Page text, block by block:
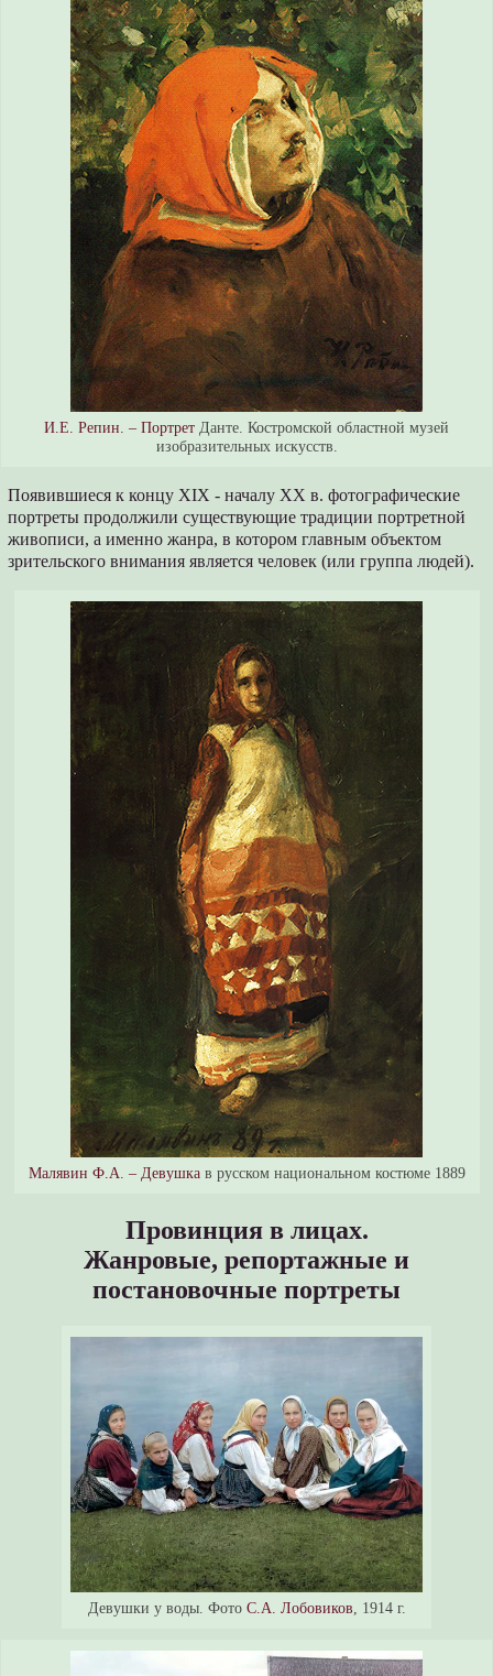
И.Е. Репин. – Портрет Данте. Костромской областной музей
изобразительных искусств.
Появившиеся к концу XIX - началу XX в. фотографические
портреты продолжили существующие традиции портретной
живописи, а именно жанра, в котором главным объектом
зрительского внимания является человек (или группа людей).
Малявин Ф.А. – Девушкав русском национальном костюме 1889
Провинция в лицах.
Жанровые, репортажные и
постановочные портреты
Девушки у воды. Фото С.А. Лобовиков, 1914 г.